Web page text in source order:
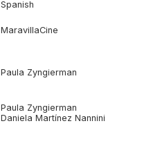
Spanish
MaravillaCine
Paula Zyngierman
Paula Zyngierman
Daniela Martínez Nannini